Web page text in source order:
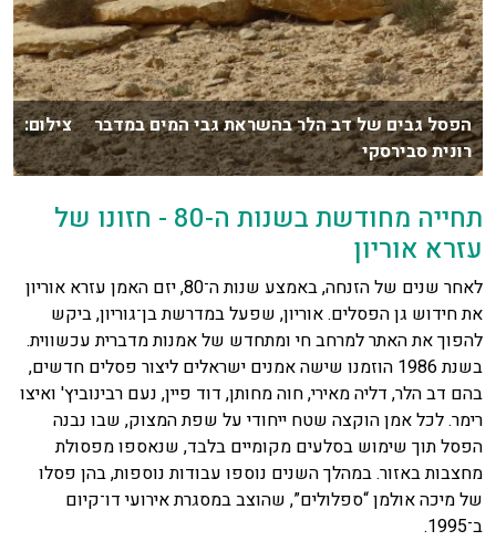
הפסל גבים של דב הלר בהשראת גבי המים במדבר צילום:
רונית סבירסקי
תחייה מחודשת בשנות ה-80 - חזונו של
עזרא אוריון
לאחר שנים של הזנחה, באמצע שנות ה־80, יזם האמן עזרא אוריון
את חידוש גן הפסלים. אוריון, שפעל במדרשת בן־גוריון, ביקש
להפוך את האתר למרחב חי ומתחדש של אמנות מדברית עכשווית.
בשנת 1986 הוזמנו שישה אמנים ישראלים ליצור פסלים חדשים,
בהם דב הלר, דליה מאירי, חוה מחותן, דוד פיין, נעם רבינוביץ' ואיצו
רימר. לכל אמן הוקצה שטח ייחודי על שפת המצוק, שבו נבנה
הפסל תוך שימוש בסלעים מקומיים בלבד, שנאספו מפסולת
מחצבות באזור. במהלך השנים נוספו עבודות נוספות, בהן פסלו
של מיכה אולמן “ספלולים”, שהוצב במסגרת אירועי דו־קיום
ב־1995.